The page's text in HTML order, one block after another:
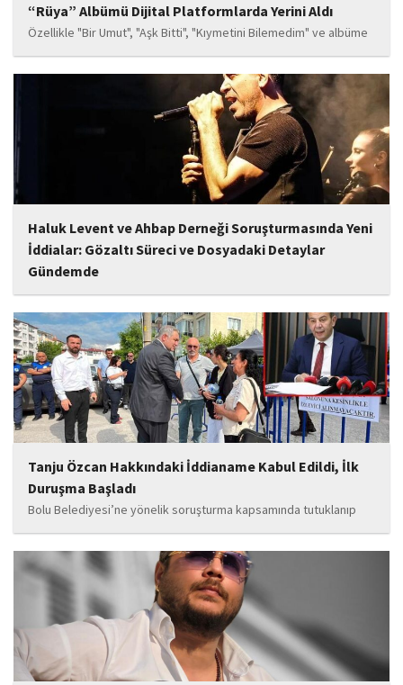
“Rüya” Albümü Dijital Platformlarda Yerini Aldı
Özellikle "Bir Umut", "Aşk Bitti", "Kıymetini Bilemedim" ve albüme
adını veren "Rüya" parçalarının kısa süre içerisinde öne çıkan
eserler arasında yer alması bekleniyor. Albüm, sanatçının önceki
çalışmalarına göre daha olgun,...
Haluk Levent ve Ahbap Derneği Soruşturmasında Yeni
İddialar: Gözaltı Süreci ve Dosyadaki Detaylar
Gündemde
İstanbul Cumhuriyet Başsavcılığı tarafından yürütülen ve Haluk
Levent ile kurucusu olduğu Ahbap Derneği'ni kapsadığı belirtilen
soruşturmaya ilişkin yeni iddialar gündeme geldi. Edinilen
bilgilere göre, soruşturmanın ani bir operasyonla değil, aylar...
Tanju Özcan Hakkındaki İddianame Kabul Edildi, İlk
Duruşma Başladı
Bolu Belediyesi’ne yönelik soruşturma kapsamında tutuklanıp
belediye başkanlığı görevinden uzaklaştırılan Tanju Özcan’ın da
aralarında bulunduğu 6’sı tutuklu 19 sanığın yargılandığı dava
başladı.